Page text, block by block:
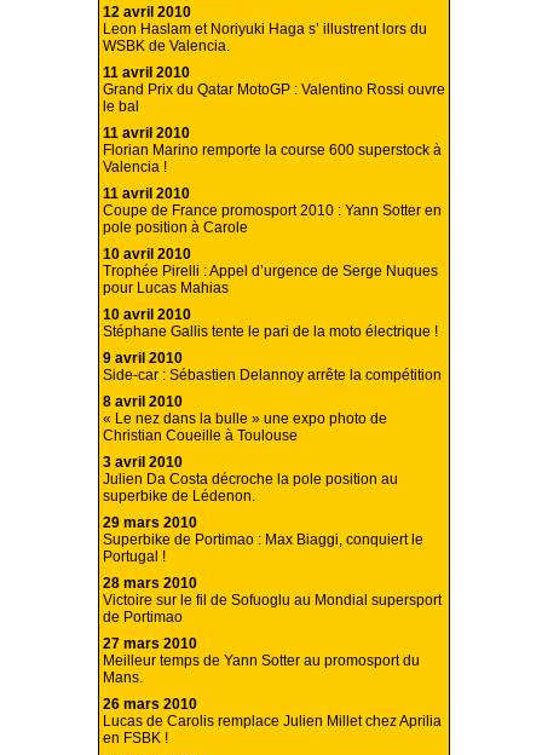
12 avril 2010
Leon Haslam et Noriyuki Haga s’ illustrent lors du
WSBK de Valencia.
11 avril 2010
Grand Prix du Qatar MotoGP : Valentino Rossi ouvre
le bal
11 avril 2010
Florian Marino remporte la course 600 superstock à
Valencia !
11 avril 2010
Coupe de France promosport 2010 : Yann Sotter en
pole position à Carole
10 avril 2010
Trophée Pirelli : Appel d’urgence de Serge Nuques
pour Lucas Mahias
10 avril 2010
Stéphane Gallis tente le pari de la moto électrique !
9 avril 2010
Side-car : Sébastien Delannoy arrête la compétition
8 avril 2010
« Le nez dans la bulle » une expo photo de
Christian Coueille à Toulouse
3 avril 2010
Julien Da Costa décroche la pole position au
superbike de Lédenon.
29 mars 2010
Superbike de Portimao : Max Biaggi, conquiert le
Portugal !
28 mars 2010
Victoire sur le fil de Sofuoglu au Mondial supersport
de Portimao
27 mars 2010
Meilleur temps de Yann Sotter au promosport du
Mans.
26 mars 2010
Lucas de Carolis remplace Julien Millet chez Aprilia
en FSBK !